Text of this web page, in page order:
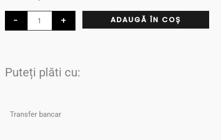
-
Stampila
88342-
+ ADAUGĂ ÎN COȘ
Puteți plăti cu:
Transfer bancar